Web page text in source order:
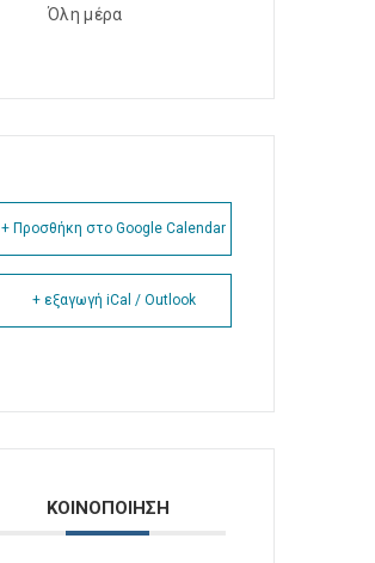
Όλη μέρα
+ Προσθήκη στο Google Calendar
+ εξαγωγή iCal / Outlook
ΚΟΙΝΟΠΟΙΗΣΗ